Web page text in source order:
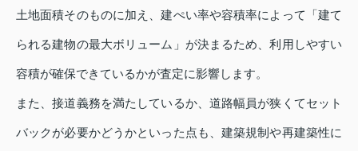
土地面積そのものに加え、建ぺい率や容積率によって「建て
られる建物の最大ボリューム」が決まるため、利用しやすい
容積が確保できているかが査定に影響します。
また、接道義務を満たしているか、道路幅員が狭くてセット
バックが必要かどうかといった点も、建築規制や再建築性に